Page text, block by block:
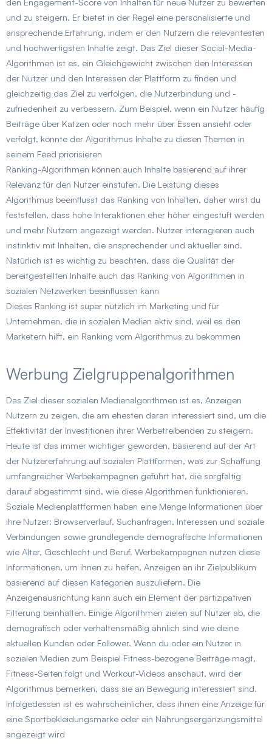
und zu steigern. Er bietet in der Regel eine personalisierte und
ansprechende Erfahrung, indem er den Nutzern die relevantesten
und hochwertigsten Inhalte zeigt. Das Ziel dieser Social-Media-
Algorithmen ist es, ein Gleichgewicht zwischen den Interessen
der Nutzer und den Interessen der Plattform zu finden und
gleichzeitig das Ziel zu verfolgen, die Nutzerbindung und -
zufriedenheit zu verbessern. Zum Beispiel, wenn ein Nutzer häufig
Beiträge über Katzen oder noch mehr über Essen ansieht oder
verfolgt, könnte der Algorithmus Inhalte zu diesen Themen in
seinem Feed priorisieren
Ranking-Algorithmen können auch Inhalte basierend auf ihrer
Relevanz für den Nutzer einstufen. Die Leistung dieses
Algorithmus beeinflusst das Ranking von Inhalten, daher wirst du
feststellen, dass hohe Interaktionen eher höher eingestuft werden
und mehr Nutzern angezeigt werden. Nutzer interagieren auch
instinktiv mit Inhalten, die ansprechender und aktueller sind.
Natürlich ist es wichtig zu beachten, dass die Qualität der
bereitgestellten Inhalte auch das Ranking von Algorithmen in
sozialen Netzwerken beeinflussen kann
Dieses Ranking ist super nützlich im Marketing und für
Unternehmen, die in sozialen Medien aktiv sind, weil es den
Marketern hilft, ein Ranking vom Algorithmus zu bekommen
Werbung Zielgruppenalgorithmen
Das Ziel dieser sozialen Medienalgorithmen ist es, Anzeigen
Nutzern zu zeigen, die am ehesten daran interessiert sind, um die
Effektivität der Investitionen ihrer Werbetreibenden zu steigern.
Heute ist das immer wichtiger geworden, basierend auf der Art
der Nutzererfahrung auf sozialen Plattformen, was zur Schaffung
umfangreicher Werbekampagnen geführt hat, die sorgfältig
darauf abgestimmt sind, wie diese Algorithmen funktionieren.
Soziale Medienplattformen haben eine Menge Informationen über
ihre Nutzer: Browserverlauf, Suchanfragen, Interessen und soziale
Verbindungen sowie grundlegende demografische Informationen
wie Alter, Geschlecht und Beruf. Werbekampagnen nutzen diese
Informationen, um ihnen zu helfen, Anzeigen an ihr Zielpublikum
basierend auf diesen Kategorien auszuliefern. Die
Anzeigenausrichtung kann auch ein Element der partizipativen
Filterung beinhalten. Einige Algorithmen zielen auf Nutzer ab, die
demografisch oder verhaltensmäßig ähnlich sind wie deine
aktuellen Kunden oder Follower. Wenn du oder ein Nutzer in
sozialen Medien zum Beispiel Fitness-bezogene Beiträge magt,
Fitness-Seiten folgt und Workout-Videos anschaut, wird der
Algorithmus bemerken, dass sie an Bewegung interessiert sind.
Infolgedessen ist es wahrscheinlicher, dass ihnen eine Anzeige für
eine Sportbekleidungsmarke oder ein Nahrungsergänzungsmittel
angezeigt wird